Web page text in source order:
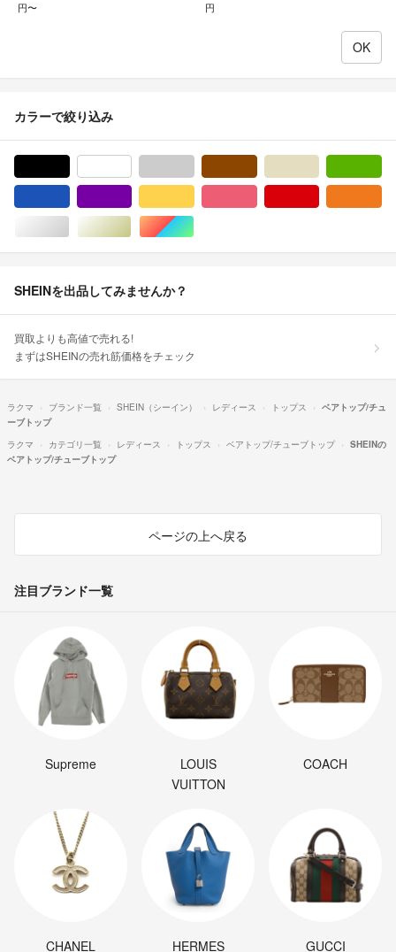
円〜 円
カラーで絞り込み
シルバー/銀色系ゴールド/金色系マルチカラー
SHEINを出品してみませんか？
買取よりも高値で売れる!
まずはSHEINの売れ筋価格をチェック
ラクマ ブランド一覧 SHEIN（シーイン） レディース トップス
ベアトップ/チュ
ーブトップ
ラクマ
カテゴリ一覧 レディース トップス ベアトップ/チューブトップ
SHEINの
ベアトップ/チューブトップ
ページの上へ戻る
注目ブランド一覧
Supreme
LOUIS
VUITTON
COACH
CHANEL HERMES GUCCI